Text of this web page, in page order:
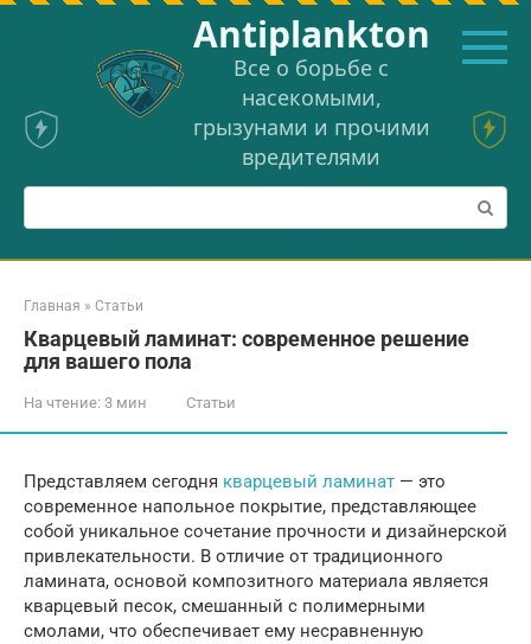
Перейти
Аntiplankton
Все о борьбе с
насекомыми,
грызунами и прочими
вредителями
Поиск:
Главная » Статьи
Кварцевый ламинат: современное решение
для вашего пола
На чтение: 3 мин Статьи
Представляем сегодня кварцевый ламинат — это
современное напольное покрытие, представляющее
собой уникальное сочетание прочности и дизайнерской
привлекательности. В отличие от традиционного
ламината, основой композитного материала является
кварцевый песок, смешанный с полимерными
смолами, что обеспечивает ему несравненную